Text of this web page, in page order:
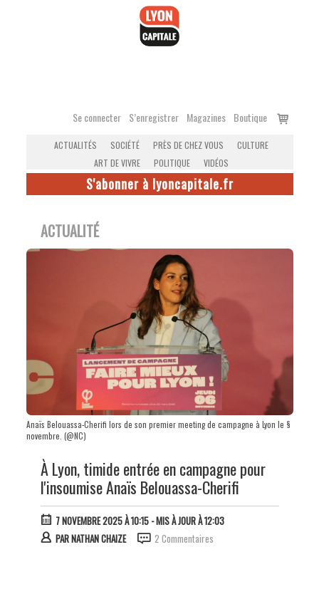
Se connecter S’enregistrer Magazines Boutique
Voir
ACTUALITÉS SOCIÉTÉ PRÈS DE CHEZ VOUS
CULTURE
ART DE VIVRE
POLITIQUE VIDÉOS
S'abonner à lyoncapitale.fr
ACTUALITÉ
Anaïs Belouassa-Cherifi lors de son premier meeting de campagne à Lyon le §
novembre. (@NC)
À Lyon, timide entrée en campagne pour
l'insoumise Anaïs Belouassa-Cherifi
7 NOVEMBRE 2025 À 10:15- MIS À JOUR À 12:03
PARNATHAN CHAIZE 2 Commentaires